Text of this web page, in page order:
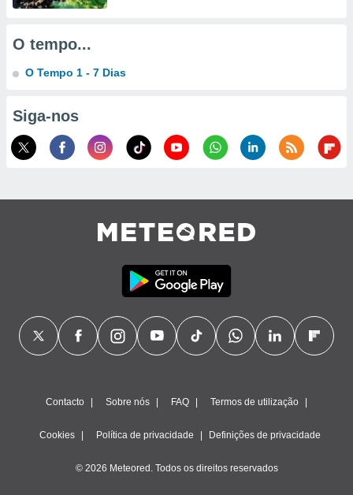
ou
fontes,
e melhorar
dados
1199
O tempo...
O Tempo 1 - 7 Dias
Siga-nos
Contacto Sobre nós FAQ Termos de utilização
Cookies Política de privacidade Definições de privacidade
© 2026 Meteored. Todos os direitos reservados